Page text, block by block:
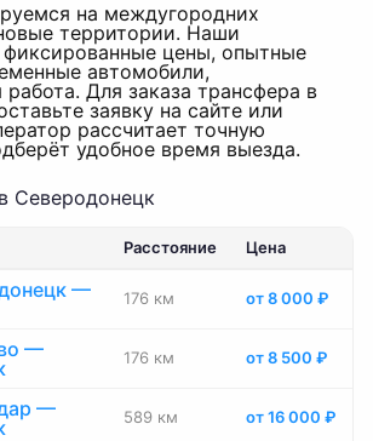
на междугородних
территории. Наши
цены, опытные
автомобили,
работа. Для заказа трансфера в
заявку на сайте или
рассчитает точную
удобное время выезда.
Северодонецк
Расстояние Цена
—
176 км от 8 000 ₽
—
176 км от 8 500 ₽
—
589 км от 16 000 ₽